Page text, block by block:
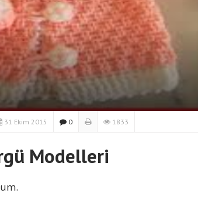
31 Ekim 2015 0 1833
Modelleri